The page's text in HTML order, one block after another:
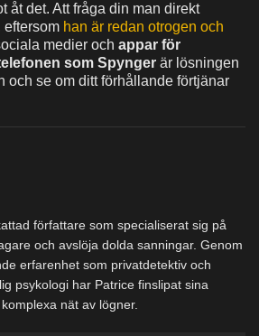
åt det. Att fråga din man direkt
eftersom han är redan otrogen och
medier och appar för
som Spynger är lösningen
och se om ditt förhållande förtjänar
författare som specialiserat sig på
och avslöja dolda sanningar. Genom
erfarenhet som privatdetektiv och
psykologi har Patrice finslipat sina
nät av lögner.